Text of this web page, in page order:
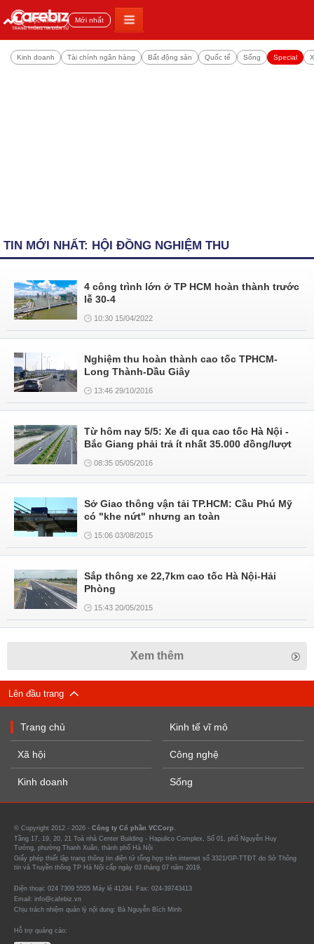
Đọc nhiều Mới nhất
Kinh doanh Tài chính ngân hàng Bất động sản Quốc tế Sống Special
TIN MỚI NHẤT: HỘI ĐỒNG NGHIỆM THU
4 công trình lớn ở TP HCM hoàn thành trước
lễ 30-4
10:30 15/04/2022
Nghiệm thu hoàn thành cao tốc TPHCM-
Long Thành-Dầu Giây
13:46 29/10/2016
Từ hôm nay 5/5: Xe đi qua cao tốc Hà Nội -
Bắc Giang phải trả ít nhất 35.000 đồng/lượt
08:35 05/05/2016
Sở Giao thông vận tải TP.HCM: Cầu Phú Mỹ
có "khe nứt" nhưng an toàn
15:06 03/08/2015
Sắp thông xe 22,7km cao tốc Hà Nội-Hải
Phòng
15:43 20/05/2015
Xem thêm
Lên đầu trang
Trang chủ
Xã hội
Kinh doanh
Kinh tế vĩ mô
Công nghệ
Sống
© Copyright 2012 - 2026 - Công ty Cổ phần VCCorp.
Tầng 17, 19, 20, 21 Toà nhà Center Building - Hapulico Complex, Số 01, phố Nguyễn Huy
Tưởng, phường Thanh Xuân, thành phố Hà Nội
Giấy phép thiết lập trang thông tin điện tử tổng hợp trên internet số 3321/GP-TTĐT do Sở Thông
tin và Truyền thông TP Hà Nội cấp ngày 03 tháng 07 năm 2019.
Điện thoại: 024 7309 5555 Máy lẻ 41294. Fax: 024-39743413
Email: info@cafebiz.vn
Chịu trách nhiệm quản lý nội dung: Bà Nguyễn Bích Minh
Hỗ trợ quảng cáo: